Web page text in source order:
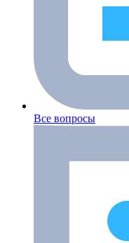
Все вопросы